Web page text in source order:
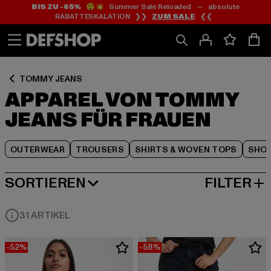
Zum
Inhalt
springen
Zum
Fußzeile
springen
BIS ZU -65%😲💥 Summer Sale Reloaded — absolute
RABATTESKALATION ❯❯ ZUM SALE ❮❮
TOMMY JEANS
APPAREL VON TOMMY
JEANS FÜR FRAUEN
OUTERWEAR TROUSERS SHIRTS & WOVEN TOPS
Zum
Produktraster
springen
SORTIEREN
BELIEBTESTE FILTER
31 ARTIKEL
-52% -58%